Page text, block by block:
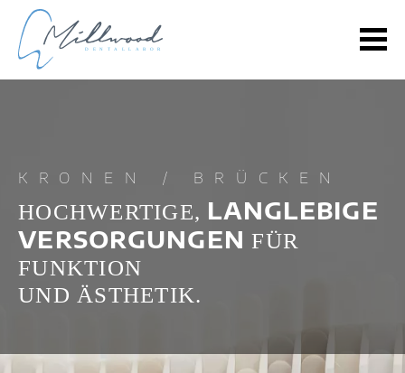
KRONEN / BRÜCKEN
HOCHWERTIGE, LANGLEBIGE
VERSORGUNGEN FÜR
FUNKTION
UND ÄSTHETIK.